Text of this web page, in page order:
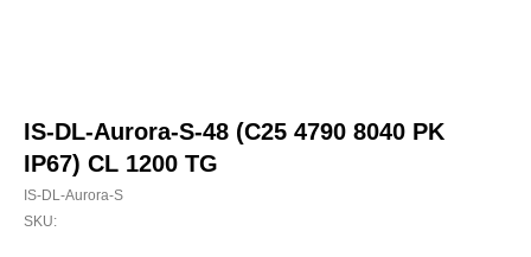
IS-DL-Aurora-S-48 (C25 4790 8040 PK
IP67) CL 1200 TG
IS-DL-Aurora-S
SKU: